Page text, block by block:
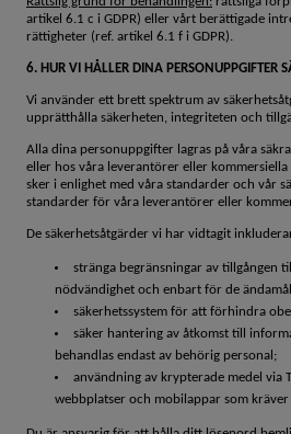
artikel 6.1 c i GDPR) eller vårt berättigade
rättigheter (ref. artikel 6.1 f i GDPR).
6. HUR VI HÅLLER DINA PERSONUPPGIFTER
Vi använder ett brett spektrum av
upprätthålla säkerheten, integriteten och
Alla dina personuppgifter lagras på våra
eller hos våra leverantörer eller
sker i enlighet med våra standarder och vår
standarder för våra leverantörer eller
De säkerhetsåtgärder vi har vidtagit
stränga begränsningar av tillgången
nödvändighet och enbart för de
säkerhetssystem för att förhindra
säker hantering av åtkomst till
behandlas endast av behörig personal;
användning av krypterade medel via
webbplatser och mobilappar som